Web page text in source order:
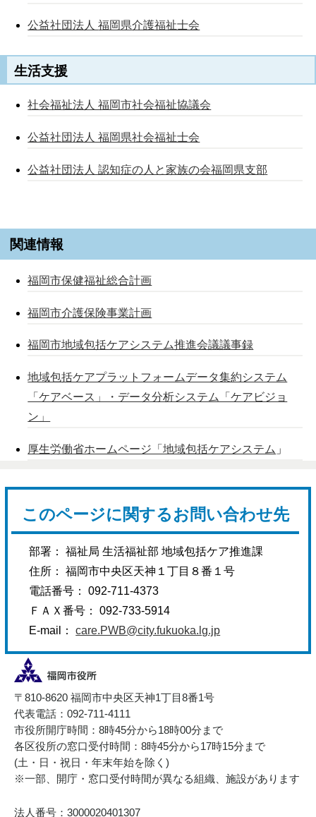
公益社団法人福岡県介護福祉士会
生活支援
社会福祉法人 福岡市社会福祉協議会
公益社団法人 福岡県社会福祉士会
公益社団法人 認知症の人と家族の会福岡県支部
関連情報
福岡市保健福祉総合計画
福岡市介護保険事業計画
福岡市地域包括ケアシステム推進会議議事録
地域包括ケアプラットフォームデータ集約システム
「ケアベース」・データ分析システム「ケアビジョ
ン」
厚生労働省ホームページ「地域包括ケアシステム 」
このページに関するお問い合わせ先
部署： 福祉局 生活福祉部 地域包括ケア推進課
住所： 福岡市中央区天神１丁目８番１号
電話番号： 092-711-4373
ＦＡＸ番号： 092-733-5914
E-mail：care.PWB@city.fukuoka.lg.jp
〒810-8620 福岡市中央区天神1丁目8番1号
代表電話：092-711-4111
市役所開庁時間：8時45分から18時00分まで
各区役所の窓口受付時間：8時45分から17時15分まで
(土・日・祝日・年末年始を除く)
※一部、開庁・窓口受付時間が異なる組織、施設があります
法人番号：3000020401307